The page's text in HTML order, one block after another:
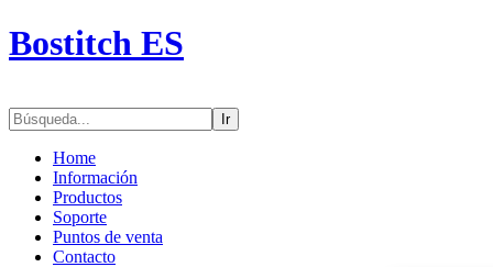
Bostitch ES
Ir
Home
Información
Productos
Soporte
Puntos de venta
Contacto